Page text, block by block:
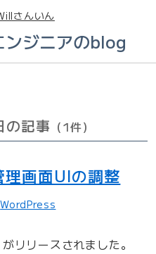
本文へ
ンジニアのblog
さんいん
記事 （1件）
画面UIの調整
WordPress
リースされました。